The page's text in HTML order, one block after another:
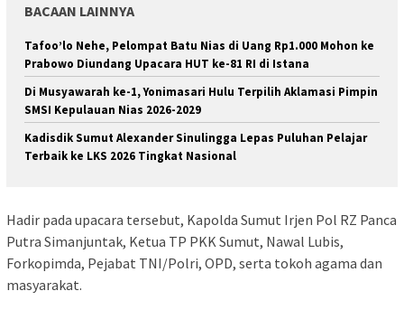
BACAAN LAINNYA
Tafoo’lo Nehe, Pelompat Batu Nias di Uang Rp1.000 Mohon ke
Prabowo Diundang Upacara HUT ke-81 RI di Istana
Di Musyawarah ke-1, Yonimasari Hulu Terpilih Aklamasi Pimpin
SMSI Kepulauan Nias 2026-2029
Kadisdik Sumut Alexander Sinulingga Lepas Puluhan Pelajar
Terbaik ke LKS 2026 Tingkat Nasional
Hadir pada upacara tersebut, Kapolda Sumut Irjen Pol RZ Panca
Putra Simanjuntak, Ketua TP PKK Sumut, Nawal Lubis,
Forkopimda, Pejabat TNI/Polri, OPD, serta tokoh agama dan
masyarakat.